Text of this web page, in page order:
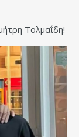
Τολμαΐδη!